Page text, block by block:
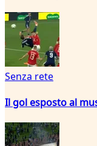
Senza rete
Il gol esposto al